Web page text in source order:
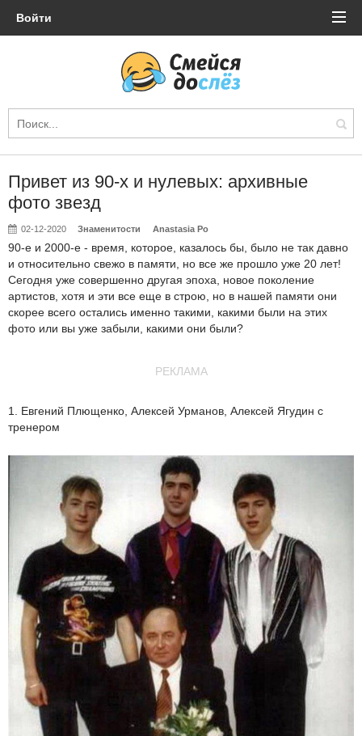
Войти
Привет из 90-х и нулевых: архивные
фото звезд
02-12-2020 Знаменитости Anastasia Po
90-е и 2000-е - время, которое, казалось бы, было не так давно
и относительно свежо в памяти, но все же прошло уже 20 лет!
Сегодня уже совершенно другая эпоха, новое поколение
артистов, хотя и эти все еще в строю, но в нашей памяти они
скорее всего остались именно такими, какими были на этих
фото или вы уже забыли, какими они были?
РЕКЛАМА
1. Евгений Плющенко, Алексей Урманов, Алексей Ягудин с
тренером